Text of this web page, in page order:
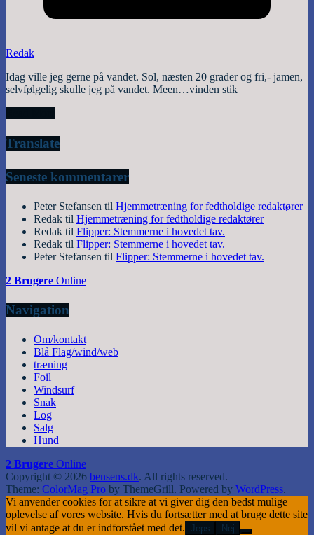
Redak
Idag ville jeg gerne på vandet. Sol, næsten 20 grader og fri,- jamen,
selvfølgelig skulle jeg på vandet. Meen…vinden stik
Translate
Seneste kommentarer
Peter Stefansen til Hjemmetræning for fedtholdige redaktører
Redak til Hjemmetræning for fedtholdige redaktører
Redak til Flipper: Stemmerne i hovedet tav.
Redak til Flipper: Stemmerne i hovedet tav.
Peter Stefansen til Flipper: Stemmerne i hovedet tav.
2 Brugere Online
Navigation
Om/kontakt
Blå Flag/wind/web
træning
Foil
Windsurf
Snak
Log
Salg
Hund
2 Brugere Online
Copyright © 2026 bensens.dk. All rights reserved.
Theme: ColorMag Pro by ThemeGrill. Powered by WordPress.
Vi anvender cookies for at sikre at vi giver dig den bedst mulige
oplevelse af vores website. Hvis du fortsætter med at bruge dette site
vil vi antage at du er indforstået med det. Jeps Nej